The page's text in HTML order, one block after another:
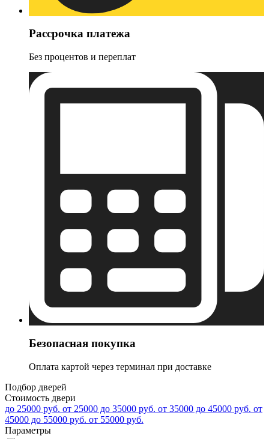
Рассрочка платежа
Без процентов и переплат
Безопасная покупка
Оплата картой через терминал при доставке
Подбор дверей
Стоимость двери
до 25000 руб. от 25000 до 35000 руб. от 35000 до 45000 руб. от
45000 до 55000 руб. от 55000 руб.
Параметры